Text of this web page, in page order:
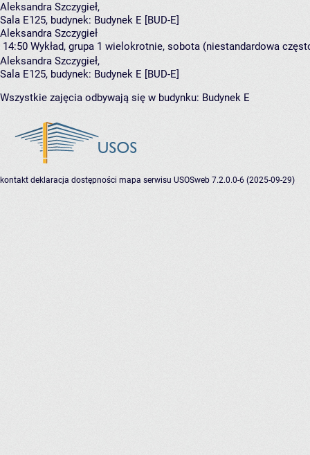
Aleksandra Szczygieł,
Sala E125, budynek: Budynek E [BUD-E]
Aleksandra Szczygieł
14:50 Wykład, grupa 1 wielokrotnie, sobota (niestandardowa
Aleksandra Szczygieł,
Sala E125, budynek: Budynek E [BUD-E]
Wszystkie zajęcia odbywają się w budynku: Budynek E
kontakt deklaracja dostępności mapa serwisu USOSweb 7.2.0.0-6 (2025-09-29)